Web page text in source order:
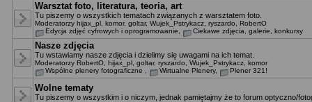
Warsztat foto, literatura, teoria, art
Tu piszemy o wszystkich tematach związanych z warsztatem foto.
Moderatorzy hijax_pl komor, goltar, Wujek_Pstrykacz ryszardo
RobertO
Edycja zdjęć cyfrowych i oprogramowanie
Ciekawe zdjęcia, galerie, konkursy
Nasze zdjęcia
Tu wstawiamy nasze zdjęcia i dzielimy się uwagami na ich temat.
Moderatorzy RobertO hijax_pl goltar, ryszardo Wujek_Pstrykacz komor
Wspólne plenery fotograficzne
Wirtualne Plenery, Plener 321!
Wolne tematy
Tu piszemy o wszystkim i o niczym, jednak pamiętajmy że to forum optyczno/